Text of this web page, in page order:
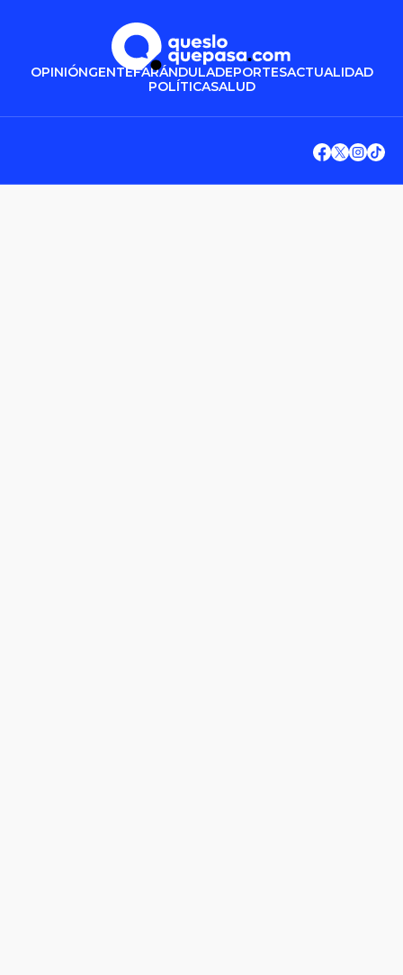
OPINIÓNGENTEFARÁNDULADEPORTESACTUALIDAD
POLÍTICASALUD